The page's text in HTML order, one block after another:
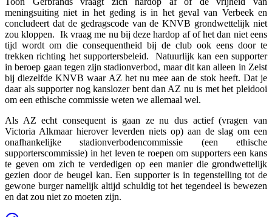
meningsuiting niet in het geding is in het geval van Verbeek en
concludeert dat de gedragscode van de KNVB grondwettelijk niet
zou kloppen. Ik vraag me nu bij deze hardop af of het dan niet eens
tijd wordt om die consequentheid bij de club ook eens door te
trekken richting het supportersbeleid. Natuurlijk kan een supporter
in beroep gaan tegen zijn stadionverbod, maar dit kan alleen in Zeist
bij diezelfde KNVB waar AZ het nu mee aan de stok heeft. Dat je
daar als supporter nog kanslozer bent dan AZ nu is met het pleidooi
om een ethische commissie weten we allemaal wel.
Als AZ echt consequent is gaan ze nu dus actief (vragen van
Victoria Alkmaar hierover leverden niets op) aan de slag om een
onafhankelijke stadionverbodencommissie (een ethische
supporterscommissie) in het leven te roepen om supporters een kans
te geven om zich te verdedigen op een manier die grondwettelijk
gezien door de beugel kan. Een supporter is in tegenstelling tot de
gewone burger namelijk altijd schuldig tot het tegendeel is bewezen
en dat zou niet zo moeten zijn.